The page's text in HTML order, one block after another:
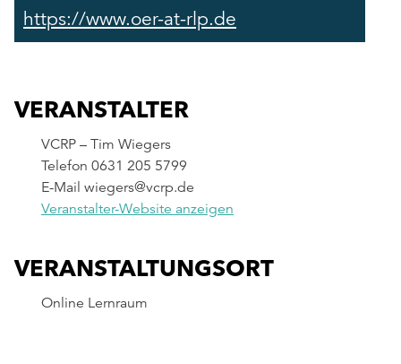
https://www.oer-at-rlp.de
VERANSTALTUNGSORT
Online Lernraum
VERANSTALTER
VCRP – Tim Wiegers
Telefon 0631 205 5799
E-Mail wiegers@vcrp.de
Veranstalter-Website anzeigen